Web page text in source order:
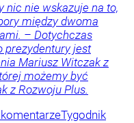
nic nie wskazuje na to,
między dwoma
– Dotychczas
prezydentury jest
Mariusz Witczak z
możemy być
z Rozwoju Plus.
Tygodnik